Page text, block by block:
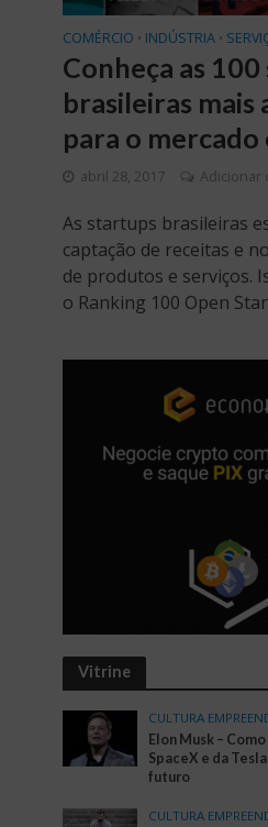
COMÉRCIO • INDÚSTRIA •
Conheça as
brasileiras mais
para o mercado
abril 28, 2017 Adicionar
As startups brasileiras
captação de receitas e
de produtos e serviços.
o Ranking 100 Open
Vitrine
CULTURA
Elon Musk –
SpaceX e da
futuro
CULTURA